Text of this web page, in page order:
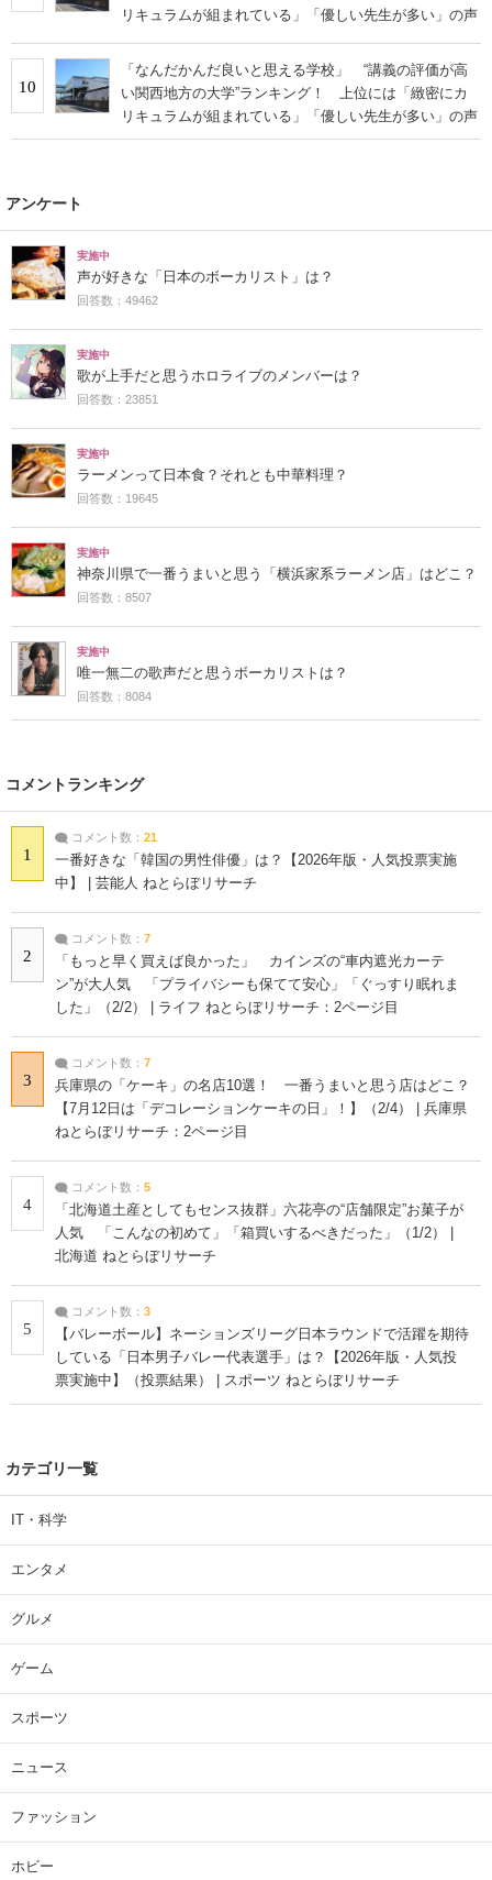
リキュラムが組まれている」「優しい先生が多い」の声
10
「なんだかんだ良いと思える学校」 “講義の評価が高
い関西地方の大学”ランキング！ 上位には「緻密にカ
リキュラムが組まれている」「優しい先生が多い」の声
アンケート
実施中
声が好きな「日本のボーカリスト」は？
回答数：49462
実施中
歌が上手だと思うホロライブのメンバーは？
回答数：23851
実施中
ラーメンって日本食？それとも中華料理？
回答数：19645
実施中
神奈川県で一番うまいと思う「横浜家系ラーメン店」はどこ？
回答数：8507
実施中
唯一無二の歌声だと思うボーカリストは？
回答数：8084
コメントランキング
1
コメント数： 21
一番好きな「韓国の男性俳優」は？【2026年版・人気投票実施
中】 | 芸能人 ねとらぼリサーチ
2
コメント数： 7
「もっと早く買えば良かった」 カインズの“車内遮光カーテ
ン”が大人気 「プライバシーも保てて安心」「ぐっすり眠れま
した」（2/2） | ライフ ねとらぼリサーチ：2ページ目
3
コメント数： 7
兵庫県の「ケーキ」の名店10選！ 一番うまいと思う店はどこ？
【7月12日は「デコレーションケーキの日」！】（2/4） | 兵庫県
ねとらぼリサーチ：2ページ目
4
コメント数： 5
「北海道土産としてもセンス抜群」六花亭の“店舗限定”お菓子が
人気 「こんなの初めて」「箱買いするべきだった」（1/2） |
北海道 ねとらぼリサーチ
5
コメント数： 3
【バレーボール】ネーションズリーグ日本ラウンドで活躍を期待
している「日本男子バレー代表選手」は？【2026年版・人気投
票実施中】（投票結果） | スポーツ ねとらぼリサーチ
カテゴリ一覧
IT・科学
エンタメ
グルメ
ゲーム
スポーツ
ニュース
ファッション
ホビー